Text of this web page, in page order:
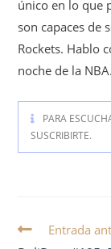
único en lo que
son capaces de
Rockets. Hablo
noche de la
PARA
SUSCRIBIRTE.
Entrada